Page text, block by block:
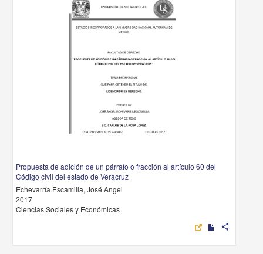
Propuesta de adición de un párrafo o fracción al artículo 60 del
Código civil del estado de Veracruz
Echevarría Escamilla, José Angel
2017
Ciencias Sociales y Económicas
share